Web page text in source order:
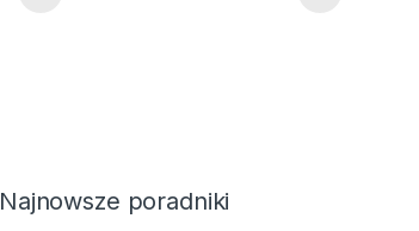
Najnowsze poradniki